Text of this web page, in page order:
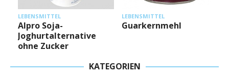
LEBENSMITTEL
Alpro Soja-
Joghurtalternative
ohne Zucker
LEBENSMITTEL
Guarkernmehl
KATEGORIEN